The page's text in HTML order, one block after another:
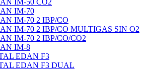
IM-50 CO2
IM-70
IM-70 2 IBP/CO
IM-70 2 IBP/CO MULTIGAS SIN O2
IM-70 2 IBP/CO/CO2
IM-8
EDAN F3
EDAN F3 DUAL